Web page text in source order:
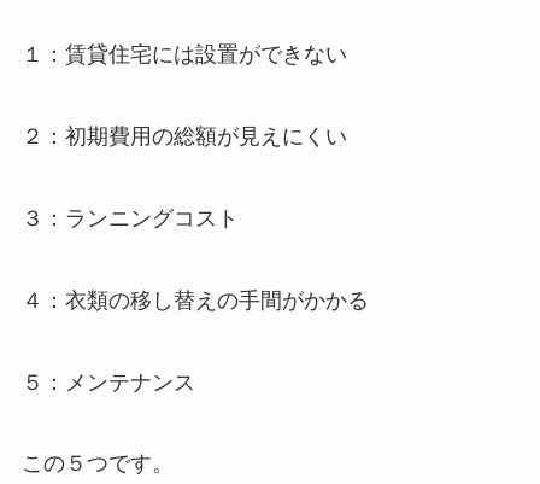
１：賃貸住宅には設置ができない
２：初期費用の総額が見えにくい
３：ランニングコスト
４：衣類の移し替えの手間がかかる
５：メンテナンス
この５つです。